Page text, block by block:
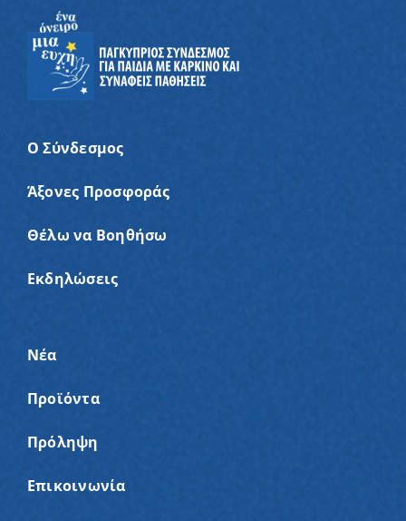
Ο Σύνδεσμος
Άξονες Προσφοράς
Θέλω να Βοηθήσω
Εκδηλώσεις
Νέα
Προϊόντα
Πρόληψη
Επικοινωνία